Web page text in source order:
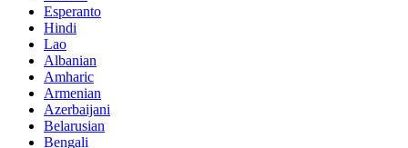
Esperanto
Hindi
Lao
Albanian
Amharic
Armenian
Azerbaijani
Belarusian
Bengali